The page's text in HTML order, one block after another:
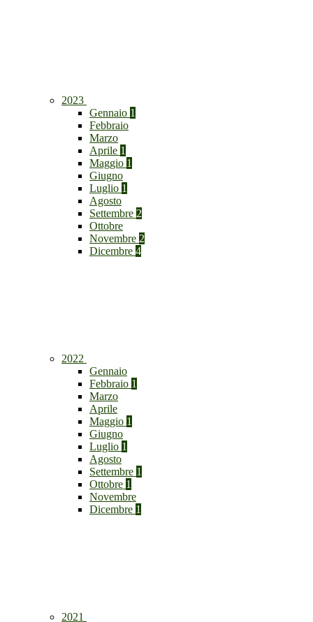
2023
Gennaio 1
Febbraio
Marzo
Aprile 1
Maggio 1
Giugno
Luglio 1
Agosto
Settembre 2
Ottobre
Novembre 2
Dicembre 4
2022
Gennaio
Febbraio 1
Marzo
Aprile
Maggio 1
Giugno
Luglio 1
Agosto
Settembre 1
Ottobre 1
Novembre
Dicembre 1
2021